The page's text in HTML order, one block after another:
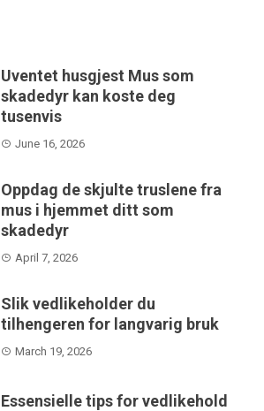
Uventet husgjest Mus som
skadedyr kan koste deg
tusenvis
June 16, 2026
Oppdag de skjulte truslene fra
mus i hjemmet ditt som
skadedyr
April 7, 2026
Slik vedlikeholder du
tilhengeren for langvarig bruk
March 19, 2026
Essensielle tips for vedlikehold